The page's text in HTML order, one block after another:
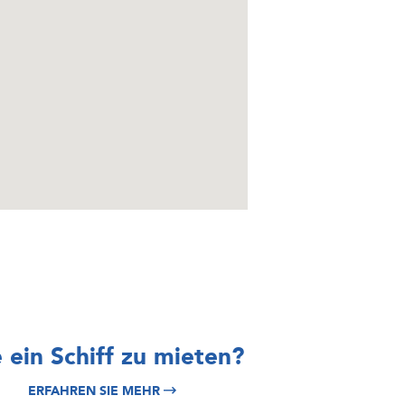
ein Schiff zu mieten?
ERFAHREN SIE MEHR
ERFORSCHEN SIE
Split
ERFORSCHEN SIE
Italy Yacht